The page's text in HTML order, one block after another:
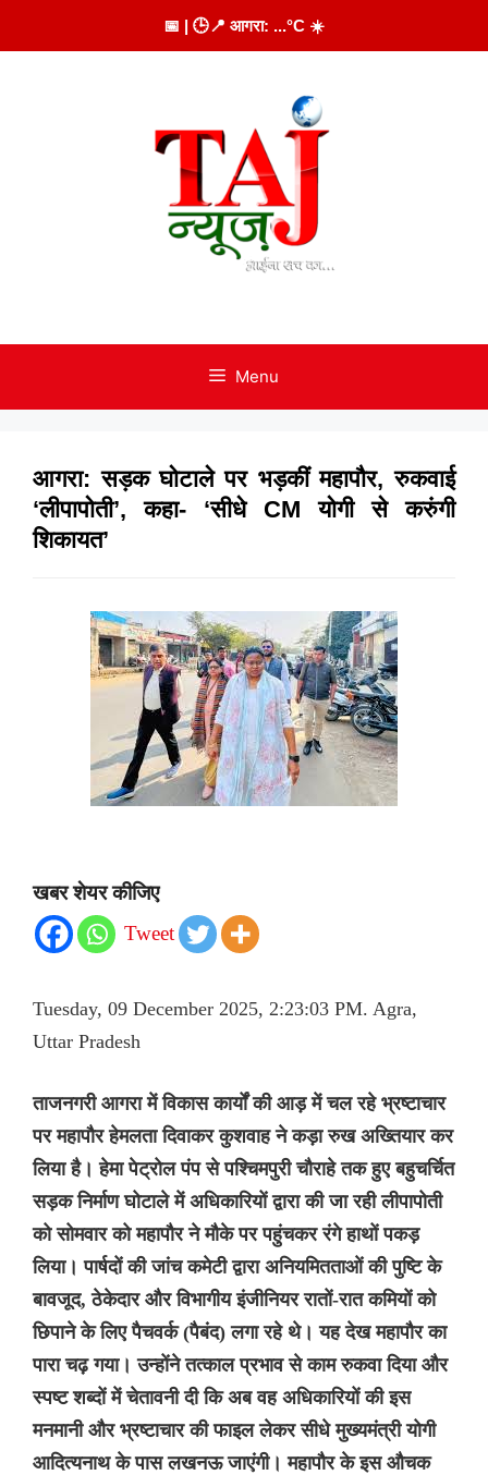
to
📅 | 🕒📍 आगरा: ...°C ☀️
Menu
आगरा: सड़क घोटाले पर भड़कीं महापौर, रुकवाई
‘लीपापोती’, कहा- ‘सीधे CM योगी से करुंगी
शिकायत’
खबर शेयर कीजिए
Tweet
Tuesday, 09 December 2025, 2:23:03 PM. Agra,
Uttar Pradesh
ताजनगरी आगरा में विकास कार्यों की आड़ में चल रहे भ्रष्टाचार
पर महापौर हेमलता दिवाकर कुशवाह ने कड़ा रुख अख्तियार कर
लिया है। हेमा पेट्रोल पंप से पश्चिमपुरी चौराहे तक हुए बहुचर्चित
सड़क निर्माण घोटाले में अधिकारियों द्वारा की जा रही लीपापोती
को सोमवार को महापौर ने मौके पर पहुंचकर रंगे हाथों पकड़
लिया। पार्षदों की जांच कमेटी द्वारा अनियमितताओं की पुष्टि के
बावजूद, ठेकेदार और विभागीय इंजीनियर रातों-रात कमियों को
छिपाने के लिए पैचवर्क (पैबंद) लगा रहे थे। यह देख महापौर का
पारा चढ़ गया। उन्होंने तत्काल प्रभाव से काम रुकवा दिया और
स्पष्ट शब्दों में चेतावनी दी कि अब वह अधिकारियों की इस
मनमानी और भ्रष्टाचार की फाइल लेकर सीधे मुख्यमंत्री योगी
आदित्यनाथ के पास लखनऊ जाएंगी। महापौर के इस औचक